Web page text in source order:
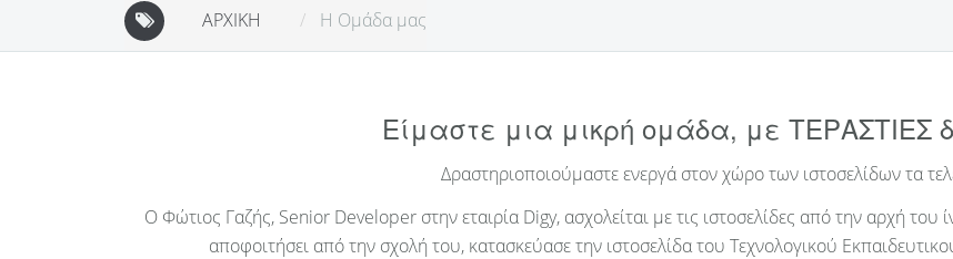
ΑΡΧΙΚΉ Η Ομάδα μας
Είμαστε μια μικρή ομάδα, με ΤΕΡΑΣΤΙΕΣ
Δραστηριοποιούμαστε ενεργά στον χώρο των ιστοσελίδων τα
Ο Φώτιος Γαζής, Senior Developer στην εταιρία Digy, ασχολείται με τις ιστοσελίδες από την αρχή του
αποφοιτήσει από την σχολή του, κατασκεύασε την ιστοσελίδα του Τεχνολογικού